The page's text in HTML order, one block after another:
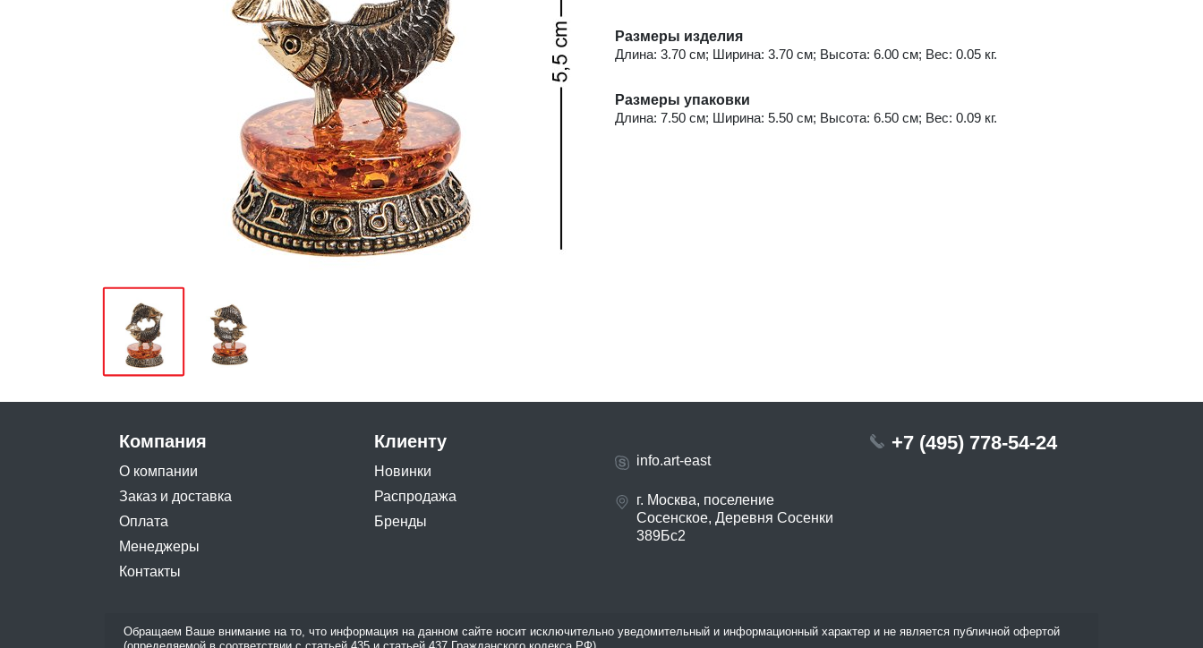
Размеры изделия
Длина: 3.70 см; Ширина: 3.70 см; Высота: 6.00 см; Вес: 0.05 кг.
Размеры упаковки
Длина: 7.50 см; Ширина: 5.50 см; Высота: 6.50 см; Вес: 0.09 кг.
Компания
О компании
Заказ и доставка
Оплата
Менеджеры
Контакты
Клиенту
Новинки
Распродажа
Бренды
info.art-east
г. Москва, поселение
Сосенское, Деревня Сосенки
389Бс2
+7 (495) 778-54-24
Обращаем Ваше внимание на то, что информация на данном сайте носит исключительно уведомительный и информационный характер и не является публичной офертой